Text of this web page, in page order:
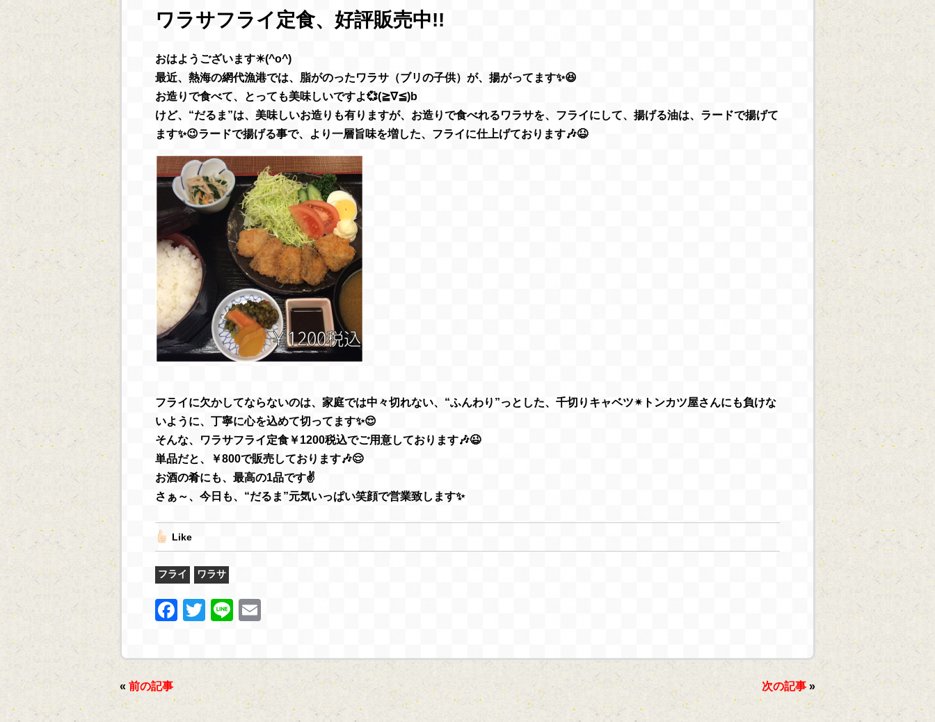
ワラサフライ定食、好評販売中!!
おはようございます☀(^o^)
最近、熱海の網代漁港では、脂がのったワラサ（ブリの子供）が、揚がってます✨😆
お造りで食べて、とっても美味しいですよ💞(≧∇≦)b
けど、“だるま”は、美味しいお造りも有りますが、お造りで食べれるワラサを、フライにして、揚げる油は、ラードで揚げて
ます✨😉ラードで揚げる事で、より一層旨味を増した、フライに仕上げております🎶😆
フライに欠かしてならないのは、家庭では中々切れない、“ふんわり”っとした、千切りキャベツ✴トンカツ屋さんにも負けな
いように、丁寧に心を込めて切ってます✨😌
そんな、ワラサフライ定食￥1200税込でご用意しております🎶😉
単品だと、￥800で販売しております🎶😌
お酒の肴にも、最高の1品です✌
さぁ～、今日も、“だるま”元気いっぱい笑顔で営業致します✨
Like
フライ ワラサ
F
c
b
T
itt
Li
e
ai
« 前の記事 次の記事 »